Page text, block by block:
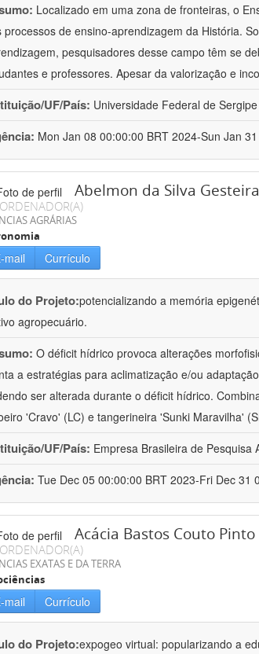
Localizado em uma zona de fronteiras, o
processos de ensino-aprendizagem da História.
pesquisadores desse campo têm se
e professores. Apesar da valorização e
UF/País: Universidade Federal de
Mon Jan 08 00:00:00 BRT 2024-Sun Jan
Abelmon da Silva Gesteira
AGRÁRIAS
mail Currículo
do Projeto:potencializando a memória
agropecuário.
O déficit hídrico provoca alterações
a estratégias para aclimatização e/ou
ser alterada durante o déficit hídrico.
'Cravo' (LC) e tangerineira 'Sunki Maravilha'
UF/País: Empresa Brasileira de Pesquisa
Tue Dec 05 00:00:00 BRT 2023-Fri Dec 31
Acácia Bastos Couto Pinto
EXATAS E DA TERRA
mail Currículo
do Projeto:expogeo virtual: popularizando a